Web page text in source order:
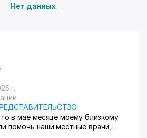
Нет данных
г.
в мае месяце моему близкому
помочь наши местные врачи,
На спине после неудачного укола